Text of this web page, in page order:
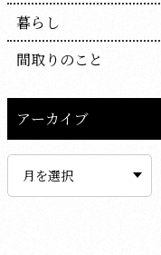
暮らし
間取りのこと
アーカイブ
イ